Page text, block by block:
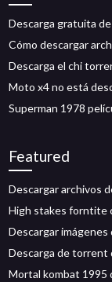
Descarga gratuita
Cómo descargar
Descarga el chi
Moto x4 no está
Superman 1978
Featured
Descargar archivos
High stakes forntite
Descargar
Descarga de torrent
Mortal kombat 1995